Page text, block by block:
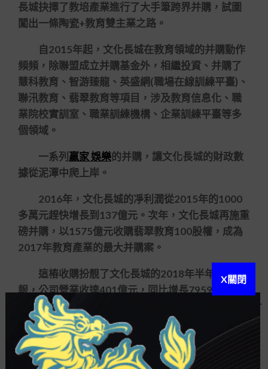
長城抉擇了教培產業進行了大手筆跨界并購，試圖
闖出一條陶瓷+教育雙主業之路。
自2015年起，文化長城在教育領域的并購動作
頻頻，除聯盟成立并購基金外，相繼投資、并購了
慧科教育、智游臻龍、英盛網(職場在線訓練平臺)、
聯汛教育、翡翠教育等項目，涉及教育信息化、職
業院校實訓室、職業訓練機構、企業訓練平臺等多
個領域。
一系列 贏家 娛樂的并購，讓文化長城的財政數
據從泥潭中爬上岸。
2016年，文化長城的凈利潤從2015年的1000
多萬元趕快增長到137億元。次年，文化長城再施重
磅并購，以1575億元收購翡翠教育100股權，成為
2017年教育產業的最大并購案。
這樁收購扮靚了文化長城的2018年半年度匯
報，公司營業收達401億元，同比增長7959；歸母
凈利潤494948萬元，同比增長17569。此中，翡翠
教育功勞了近各半的凈利潤。
孰料，這樁風光無窮的并購很快就一地雞毛。
2018年底，翡翠教育失控，謝絕提供有效財政報表
X關閉